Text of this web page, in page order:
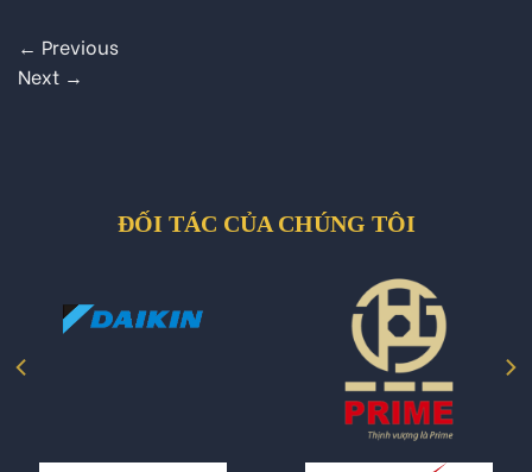
← Previous
Next →
ĐỐI TÁC CỦA CHÚNG TÔI